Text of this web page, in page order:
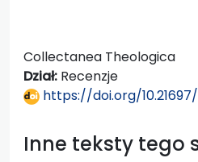
Collectanea Theologica
Dział: Recenzje
https://doi.org/10.21697/
Inne teksty tego